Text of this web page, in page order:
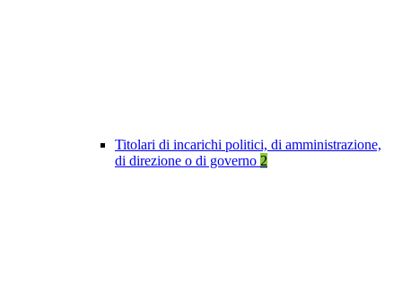
Titolari di incarichi politici, di amministrazione,
di direzione o di governo 2